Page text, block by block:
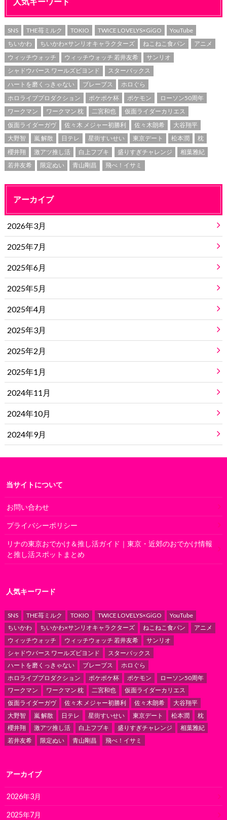
SNS THE苺ミルク TOKIO TWICE LOVELYS×GiGO
YouTube
ちいかわ
ちいかわ×サンリオキャラクターズ ねこねこ食パン
アニメ
ウィッチウォッチ
ウィッチウォッチ 若井友希
サンリオ
シャドウバース ワールズビヨンド
スターバックス
ハートを磨くっきゃない
ブレーブス
ホロぐら
ホロライブプロダクション
ポケポケ杯 ポケモン
ローソン50周年
ワークマン
ワークマン 枕 二宮和也
仮面ライダーカリエス
仮面ライダーガヴ
佐々木 メジャー初勝利 佐々木朗希
大谷翔平
大野智
嵐 解散 日テレ 星街すいせい 東京デート 松本潤
枕
櫻井翔
激アツ推し活 白上フブキ 盛りすぎチャレンジ
相葉雅紀
若井友希
限定ぬい 青山剛昌 飛べ！イサミ
アーカイブ
2026年3月
2025年7月
2025年6月
2025年5月
2025年4月
2025年3月
2025年2月
2025年1月
2024年11月
2024年10月
2024年9月
当サイトについて
お問い合わせ
プライバシーポリシー
リナの東京おでかけ＆推し活ガイド｜東京・近郊のおでかけ情報
と推し活スポットまとめ
人気キーワード
SNS THE苺ミルク TOKIO TWICE LOVELYS×GiGO
YouTube
ちいかわ
ちいかわ×サンリオキャラクターズ ねこねこ食パン
アニメ
ウィッチウォッチ
ウィッチウォッチ 若井友希
サンリオ
シャドウバース ワールズビヨンド
スターバックス
ハートを磨くっきゃない
ブレーブス
ホロぐら
ホロライブプロダクション
ポケポケ杯 ポケモン
ローソン50周年
ワークマン
ワークマン 枕 二宮和也
仮面ライダーカリエス
仮面ライダーガヴ
佐々木 メジャー初勝利 佐々木朗希
大谷翔平
大野智
嵐 解散 日テレ 星街すいせい 東京デート 松本潤
枕
櫻井翔
激アツ推し活 白上フブキ 盛りすぎチャレンジ
相葉雅紀
若井友希
限定ぬい 青山剛昌 飛べ！イサミ
アーカイブ
2026年3月
2025年7月